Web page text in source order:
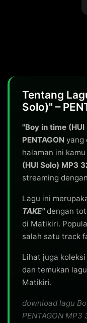
Tentang
Solo)" –
"Boy in time (HUI
PENTAGON yang
halaman ini
(HUI Solo) MP3
streaming
Lagu ini
TAKE"dengan
di Matikiri.
salah satu track
Lihat juga
dan temukan
Matikiri.
download lagu
PENTAGON